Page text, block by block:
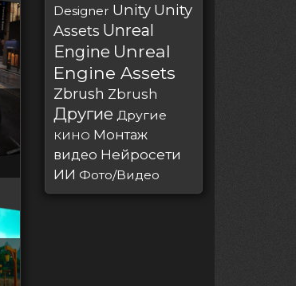
Designer Unity Unity
Assets Unreal
Engine Unreal
Engine Assets
Zbrush Zbrush
Другие Другие
КИНО Монтаж
видео Нейросети
ИИ Фото/Видео